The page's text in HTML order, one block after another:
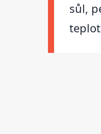
sůl,